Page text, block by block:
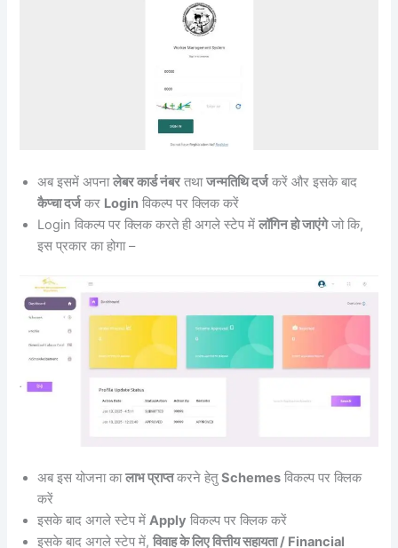
अब इसमें अपनालेबर कार्ड नंबरतथाजन्मतिथि दर्जकरें और इसके बाद
कैप्चा दर्जकर Login विकल्प पर क्लिक करें
Login विकल्प पर क्लिक करते ही अगले स्टेप मेंलॉगिन हो जाएंगेजो कि,
इस प्रकार का होगा –
अब इस योजना कालाभ प्राप्तकरने हेतुSchemes विकल्प पर क्लिक
करें
इसके बाद अगले स्टेप मेंApply विकल्प पर क्लिक करें
इसके बाद अगले स्टेप में,विवाह के लिए वित्तीय सहायता / Financial